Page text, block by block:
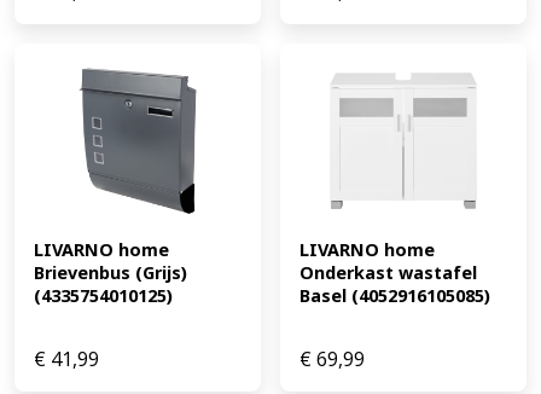
LIVARNO home
Brievenbus (Grijs)
(4335754010125)
€ 41,99
LIVARNO home
Onderkast wastafel
Basel (4052916105085)
€69,99